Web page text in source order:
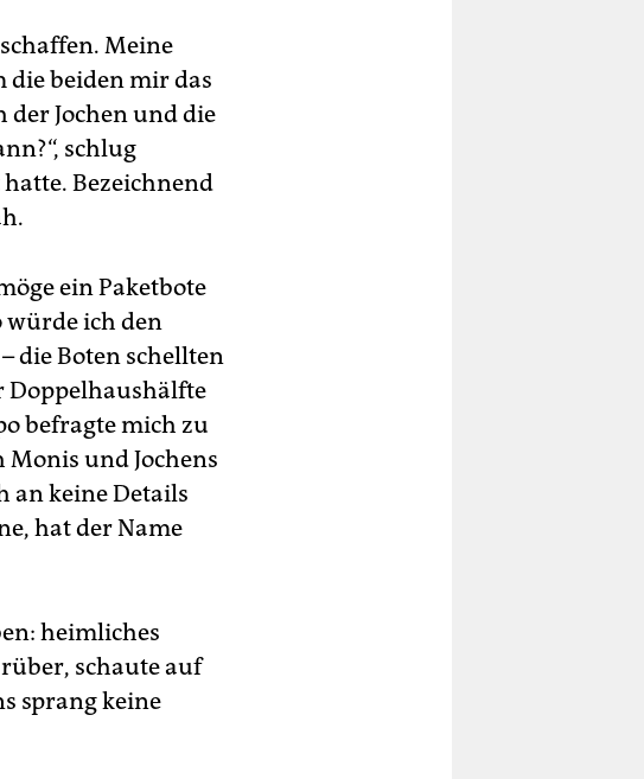
Meine
beiden mir das
der Jochen und die
schlug
Bezeichnend
ein Paketbote
würde ich den
die Boten schellten
Doppelhaushälfte
befragte mich zu
und Jochens
an keine Details
hat der Name
heimliches
schaute auf
sprang keine